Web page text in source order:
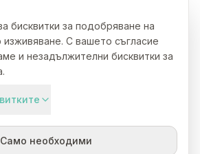
бисквитки за подобряване на
С вашето съгласие
и незадължителни бисквитки за
Само необходими